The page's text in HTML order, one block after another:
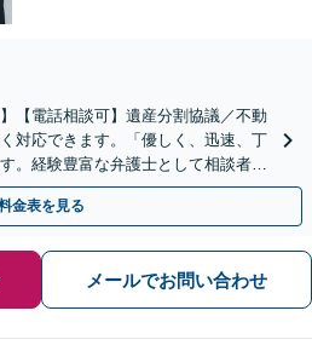
【電話相談可】遺産分割協議／不動
対応できます。「優しく、迅速、丁
。経験豊富な弁護士として相談者様
にご相談ください。
金表を見る
メールでお問い合わせ